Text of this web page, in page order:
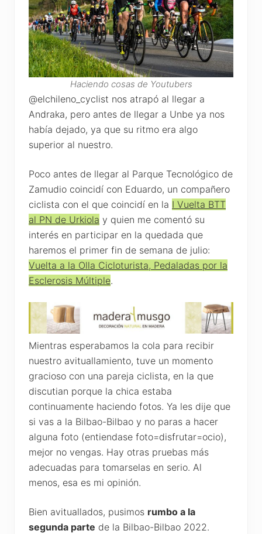
Haciendo cosas de Youtubers
@elchileno_cyclist nos atrapó al llegar a
Andraka, pero antes de llegar a Unbe ya nos
había dejado, ya que su ritmo era algo
superior al nuestro.
Poco antes de llegar al Parque Tecnológico de
Zamudio coincidí con Eduardo, un compañero
ciclista con el que coincidí en la I Vuelta BTT
al PN de Urkiola y quien me comentó su
interés en participar en la quedada que
haremos el primer fin de semana de julio:
Vuelta a la Olla Cicloturista, Pedaladas por la
Esclerosis Múltiple.
Mientras esperabamos la cola para recibir
nuestro avituallamiento, tuve un momento
gracioso con una pareja ciclista, en la que
discutian porque la chica estaba
continuamente haciendo fotos. Ya les dije que
si vas a la Bilbao-Bilbao y no paras a hacer
alguna foto (entiendase foto=disfrutar=ocio),
mejor no vengas. Hay otras pruebas más
adecuadas para tomarselas en serio. Al
menos, esa es mi opinión.
Bien avituallados, pusimos rumbo a la
segunda parte de la Bilbao-Bilbao 2022.